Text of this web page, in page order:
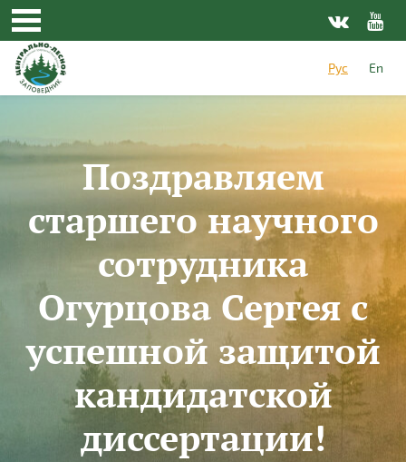
Перейти к основному содержанию
Рус
En
Поздравляем
старшего научного
сотрудника
Огурцова Сергея с
успешной защитой
кандидатской
диссертации!